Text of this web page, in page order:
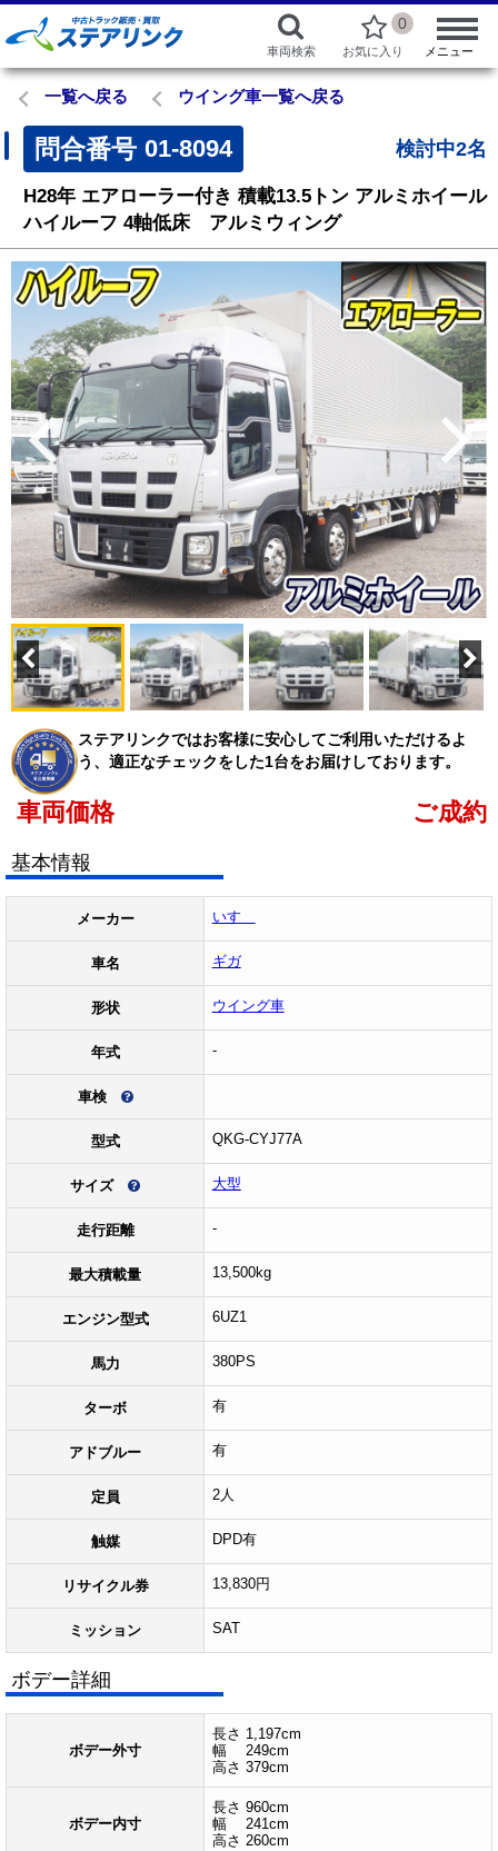
車両検索
0
お気に入り メニュー
一覧へ戻る ウイング車一覧へ戻る
問合番号 01-8094 検討中2名
H28年 エアローラー付き 積載13.5トン アルミホイール
ハイルーフ 4軸低床 アルミウィング
ステアリンクではお客様に安心してご利用いただけるよ
う、適正なチェックをした1台をお届けしております。
車両価格 ご成約
基本情報
メーカー いすゞ
車名 ギガ
形状 ウイング車
年式 -
車検
型式 QKG-CYJ77A
サイズ 大型
走行距離 -
最大積載量 13,500kg
エンジン型式 6UZ1
馬力 380PS
ターボ 有
アドブルー 有
定員 2人
触媒 DPD有
リサイクル券 13,830円
ミッション SAT
ボデー詳細
ボデー外寸
長さ 1,197cm
幅 249cm
高さ 379cm
ボデー内寸
長さ 960cm
幅 241cm
高さ 260cm